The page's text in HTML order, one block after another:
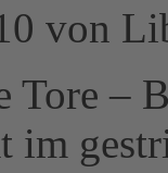
von
–
im